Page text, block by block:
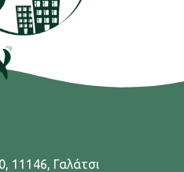
11146, Γαλάτσι